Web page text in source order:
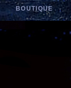
BOUTIQUE